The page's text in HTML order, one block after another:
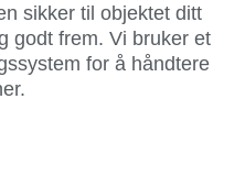
sikker til objektet ditt
godt frem. Vi bruker et
for å håndtere